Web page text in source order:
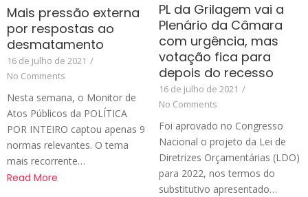
Mais pressão externa
por respostas ao
desmatamento
16 de julho de 2021 /
No Comments
Nesta semana, o Monitor de
Atos Públicos da POLÍTICA
POR INTEIRO captou apenas 9
normas relevantes. O tema
mais recorrente…
Read More
PL da Grilagem vai a
Plenário da Câmara
com urgência, mas
votação fica para
depois do recesso
16 de julho de 2021 /
No Comments
Foi aprovado no Congresso
Nacional o projeto da Lei de
Diretrizes Orçamentárias (LDO)
para 2022, nos termos do
substitutivo apresentado…